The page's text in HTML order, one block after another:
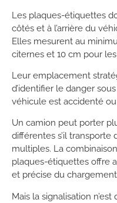
Les plaques-étiquettes
côtés et à l’arrière du
Elles mesurent au
citernes et 10 cm pour
Leur emplacement
d’identifier le danger
véhicule est accidenté
Un camion peut porter
différentes s’il transporte
multiples. La
plaques-étiquettes offre
et précise du
Mais la signalisation n’est